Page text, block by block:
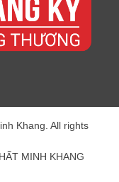
Khang. All rights
MINH KHANG